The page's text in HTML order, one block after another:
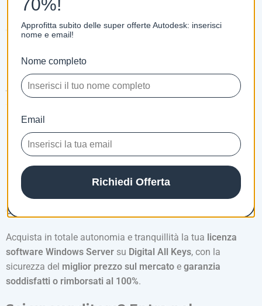
dispositivi selezionato
Istruzioni dettagliate
l’attivazione
Assistenza clienti gratuitada parte dei nostri tecnici
l’installazione
Fattura emessapochi minuti dopo l’acquisto
Hai paura di non riuscire a installare
la licenza?
Forniamoassistenza tecnica professionaletramiteLive
Chat disponibile 24/7
Acquista in totale autonomia e tranquillità la tua licenza
software Windows Server su Digital All Keys, con la
sicurezza del miglior prezzo sul mercato e garanzia
soddisfatti o rimborsati al 100%.
70%!
Approfitta subito delle super offerte Autodesk: inserisci
nome e email!
Nome completo
Email
Richiedi Offerta